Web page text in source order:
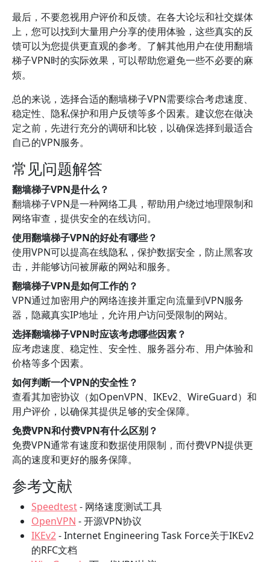
最后，不要忽视用户评价和反馈。在各大论坛和社交媒体
上，您可以找到大量用户分享的使用体验，这些真实的反
馈可以为您提供更直观的参考。了解其他用户在使用翻墙
梯子VPN时的实际效果，可以帮助您避免一些不必要的麻
烦。
总的来说，选择合适的翻墙梯子VPN需要综合考虑速度、
稳定性、隐私保护和用户反馈等多个因素。建议您在做决
定之前，先进行充分的调研和比较，以确保选择到最适合
自己的VPN服务。
常见问题解答
翻墙梯子VPN是什么？
翻墙梯子VPN是一种网络工具，帮助用户绕过地理限制和
网络审查，提供安全的在线访问。
使用翻墙梯子VPN的好处有哪些？
使用VPN可以提高在线隐私，保护数据安全，防止黑客攻
击，并能够访问被屏蔽的网站和服务。
翻墙梯子VPN是如何工作的？
VPN通过加密用户的网络连接并重定向流量到VPN服务
器，隐藏真实IP地址，允许用户访问受限制的网站。
选择翻墙梯子VPN时应该考虑哪些因素？
应考虑速度、稳定性、安全性、服务器分布、用户体验和
价格等多个因素。
如何判断一个VPN的安全性？
查看其加密协议（如OpenVPN、IKEv2、WireGuard）和
用户评价，以确保其提供足够的安全保障。
免费VPN和付费VPN有什么区别？
免费VPN通常有速度和数据使用限制，而付费VPN提供更
高的速度和更好的服务保障。
参考文献
Speedtest- 网络速度测试工具
OpenVPN - 开源VPN协议
IKEv2- Internet Engineering Task Force关于IKEv2
的RFC文档